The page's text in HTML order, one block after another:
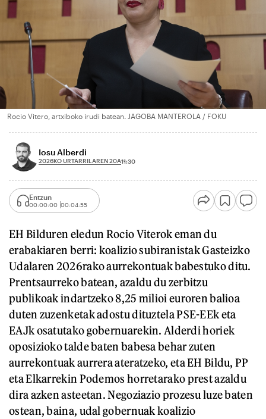
Rocio Vitero, artxiboko irudi batean. JAGOBA MANTEROLA / FOKU
Iosu Alberdi
2026KO URTARRILAREN 20A11:30
Entzun
00:00:00 00:04:55
EH Bilduren eledun Rocio Viterok eman du
erabakiaren berri: koalizio subiranistak Gasteizko
Udalaren 2026rako aurrekontuak babestuko ditu.
Prentsaurreko batean, azaldu du zerbitzu
publikoak indartzeko 8,25 milioi euroren balioa
duten zuzenketak adostu dituztela PSE-EEk eta
EAJk osatutako gobernuarekin. Alderdi horiek
oposizioko talde baten babesa behar zuten
aurrekontuak aurrera ateratzeko, eta EH Bildu, PP
eta Elkarrekin Podemos horretarako prest azaldu
dira azken asteetan. Negoziazio prozesu luze baten
ostean, baina, udal gobernuak koalizio